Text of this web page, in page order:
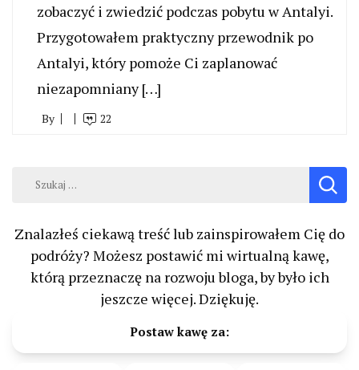
zobaczyć i zwiedzić podczas pobytu w Antalyi.
Przygotowałem praktyczny przewodnik po
Antalyi, który pomoże Ci zaplanować
niezapomniany […]
By 22
Szukaj:
Znalazłeś ciekawą treść lub zainspirowałem Cię do
podróży? Możesz postawić mi wirtualną kawę,
którą przeznaczę na rozwoju bloga, by było ich
jeszcze więcej. Dziękuję.
Postaw kawę za: